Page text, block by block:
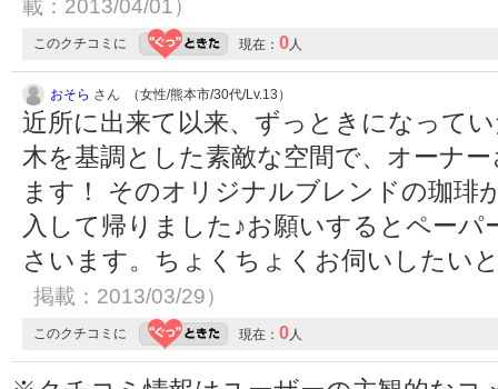
載：2013/04/01）
このクチコミに 現在： 0 人
おそら さん （女性/熊本市/30代/Lv.13）
近所に出来て以来、ずっときになって
木を基調とした素敵な空間で、オーナ
ます！ そのオリジナルブレンドの珈琲
入して帰りました♪お願いするとペー
さいます。ちょくちょくお伺いしたい
掲載：2013/03/29）
このクチコミに 現在： 0 人